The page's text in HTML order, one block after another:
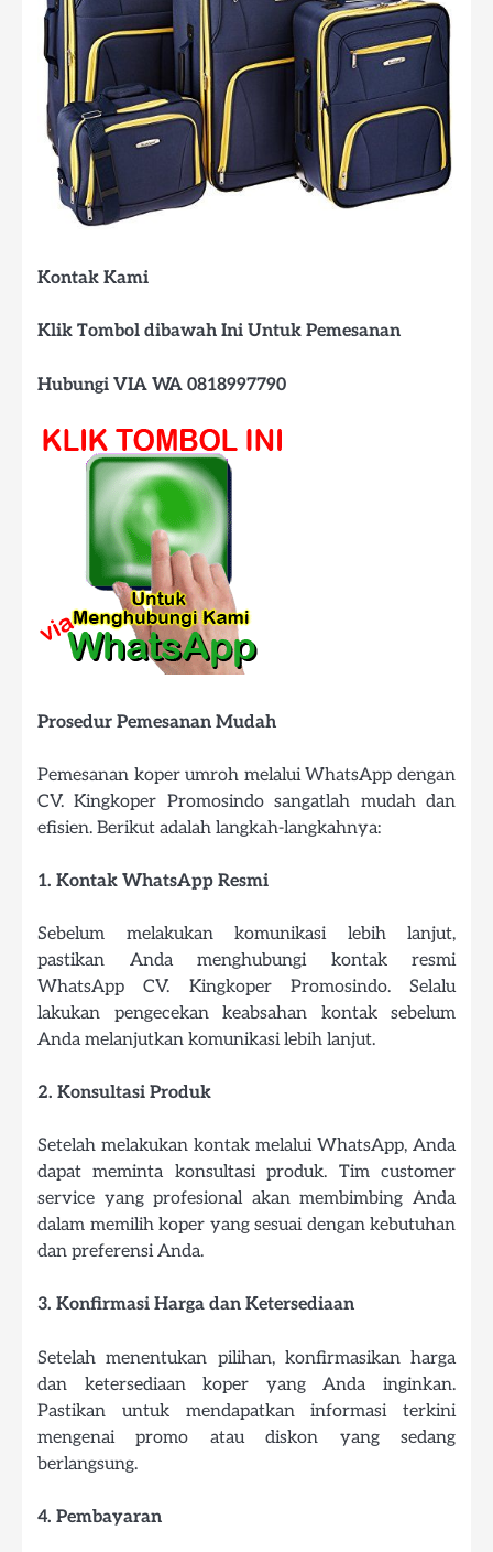
Kontak Kami
Klik Tombol dibawah Ini Untuk Pemesanan
Hubungi VIA WA 0818997790
Prosedur Pemesanan Mudah
Pemesanan koper umroh melalui WhatsApp dengan
CV. Kingkoper Promosindo sangatlah mudah dan
efisien. Berikut adalah langkah-langkahnya:
1. Kontak WhatsApp Resmi
Sebelum melakukan komunikasi lebih lanjut,
pastikan Anda menghubungi kontak resmi
WhatsApp CV. Kingkoper Promosindo. Selalu
lakukan pengecekan keabsahan kontak sebelum
Anda melanjutkan komunikasi lebih lanjut.
2. Konsultasi Produk
Setelah melakukan kontak melalui WhatsApp, Anda
dapat meminta konsultasi produk. Tim customer
service yang profesional akan membimbing Anda
dalam memilih koper yang sesuai dengan kebutuhan
dan preferensi Anda.
3. Konfirmasi Harga dan Ketersediaan
Setelah menentukan pilihan, konfirmasikan harga
dan ketersediaan koper yang Anda inginkan.
Pastikan untuk mendapatkan informasi terkini
mengenai promo atau diskon yang sedang
berlangsung.
4. Pembayaran